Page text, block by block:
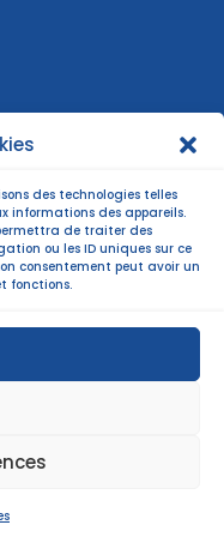
des technologies telles
informations des appareils.
de traiter des
ou les ID uniques sur ce
consentement peut avoir un
fonctions.
|webmastering